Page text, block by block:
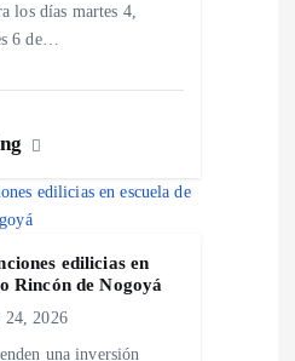
los días martes 4,
6 de…
edilicias en
Rincón de Nogoyá
2026
una inversión